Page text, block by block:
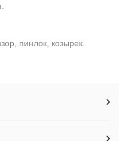
пинлок, козырек.